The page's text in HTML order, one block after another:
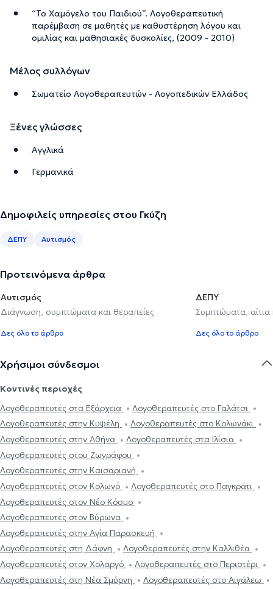
“Το Χαμόγελο του Παιδιού”. Λογοθεραπευτική
παρέμβαση σε μαθητές με καθυστέρηση λόγου και
ομιλίας και μαθησιακές δυσκολίες, (2009 - 2010)
Μέλος συλλόγων
Σωματείο Λογοθεραπευτών - Λογοπεδικών Ελλάδος
Ξένες γλώσσες
Αγγλικά
Γερμανικά
Δημοφιλείς υπηρεσίες στου Γκύζη
ΔΕΠΥ Αυτισμός
Προτεινόμενα άρθρα
Αυτισμός
Διάγνωση, συμπτώματα και θεραπείες
Δες όλο το άρθρο
ΔΕΠΥ
Συμπτώματα, αίτια
Δες όλο το άρθρο
Χρήσιμοι σύνδεσμοι
Κοντινές περιοχές
Λογοθεραπευτές στα Εξάρχεια
Λογοθεραπευτές στο Γαλάτσι
Λογοθεραπευτές στην Κυψέλη
Λογοθεραπευτές στο Κολωνάκι
Λογοθεραπευτές στην Αθήνα
Λογοθεραπευτές στα Ιλίσια
Λογοθεραπευτές στου Ζωγράφου
Λογοθεραπευτές στην Καισαριανή
Λογοθεραπευτές στον Κολωνό
Λογοθεραπευτές στο Παγκράτι
Λογοθεραπευτές στον Νέο Κόσμο
Λογοθεραπευτές στον Βύρωνα
Λογοθεραπευτές στην Αγία Παρασκευή
Λογοθεραπευτές στη Δάφνη
Λογοθεραπευτές στην Καλλιθέα
Λογοθεραπευτές στον Χολαργό
Λογοθεραπευτές στο Περιστέρι
Λογοθεραπευτές στη Νέα Σμύρνη
Λογοθεραπευτές στο Αιγάλεω